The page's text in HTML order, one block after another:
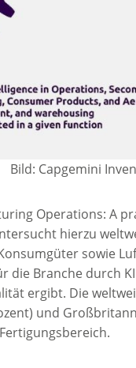
Bild: Capgemini
Operations: A
hierzu
sowie
die Branche durch
ergibt. Die
und